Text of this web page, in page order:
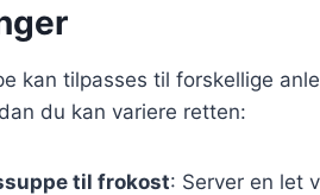
kan tilpasses til forskellige
du kan variere retten:
til frokost: Server en let